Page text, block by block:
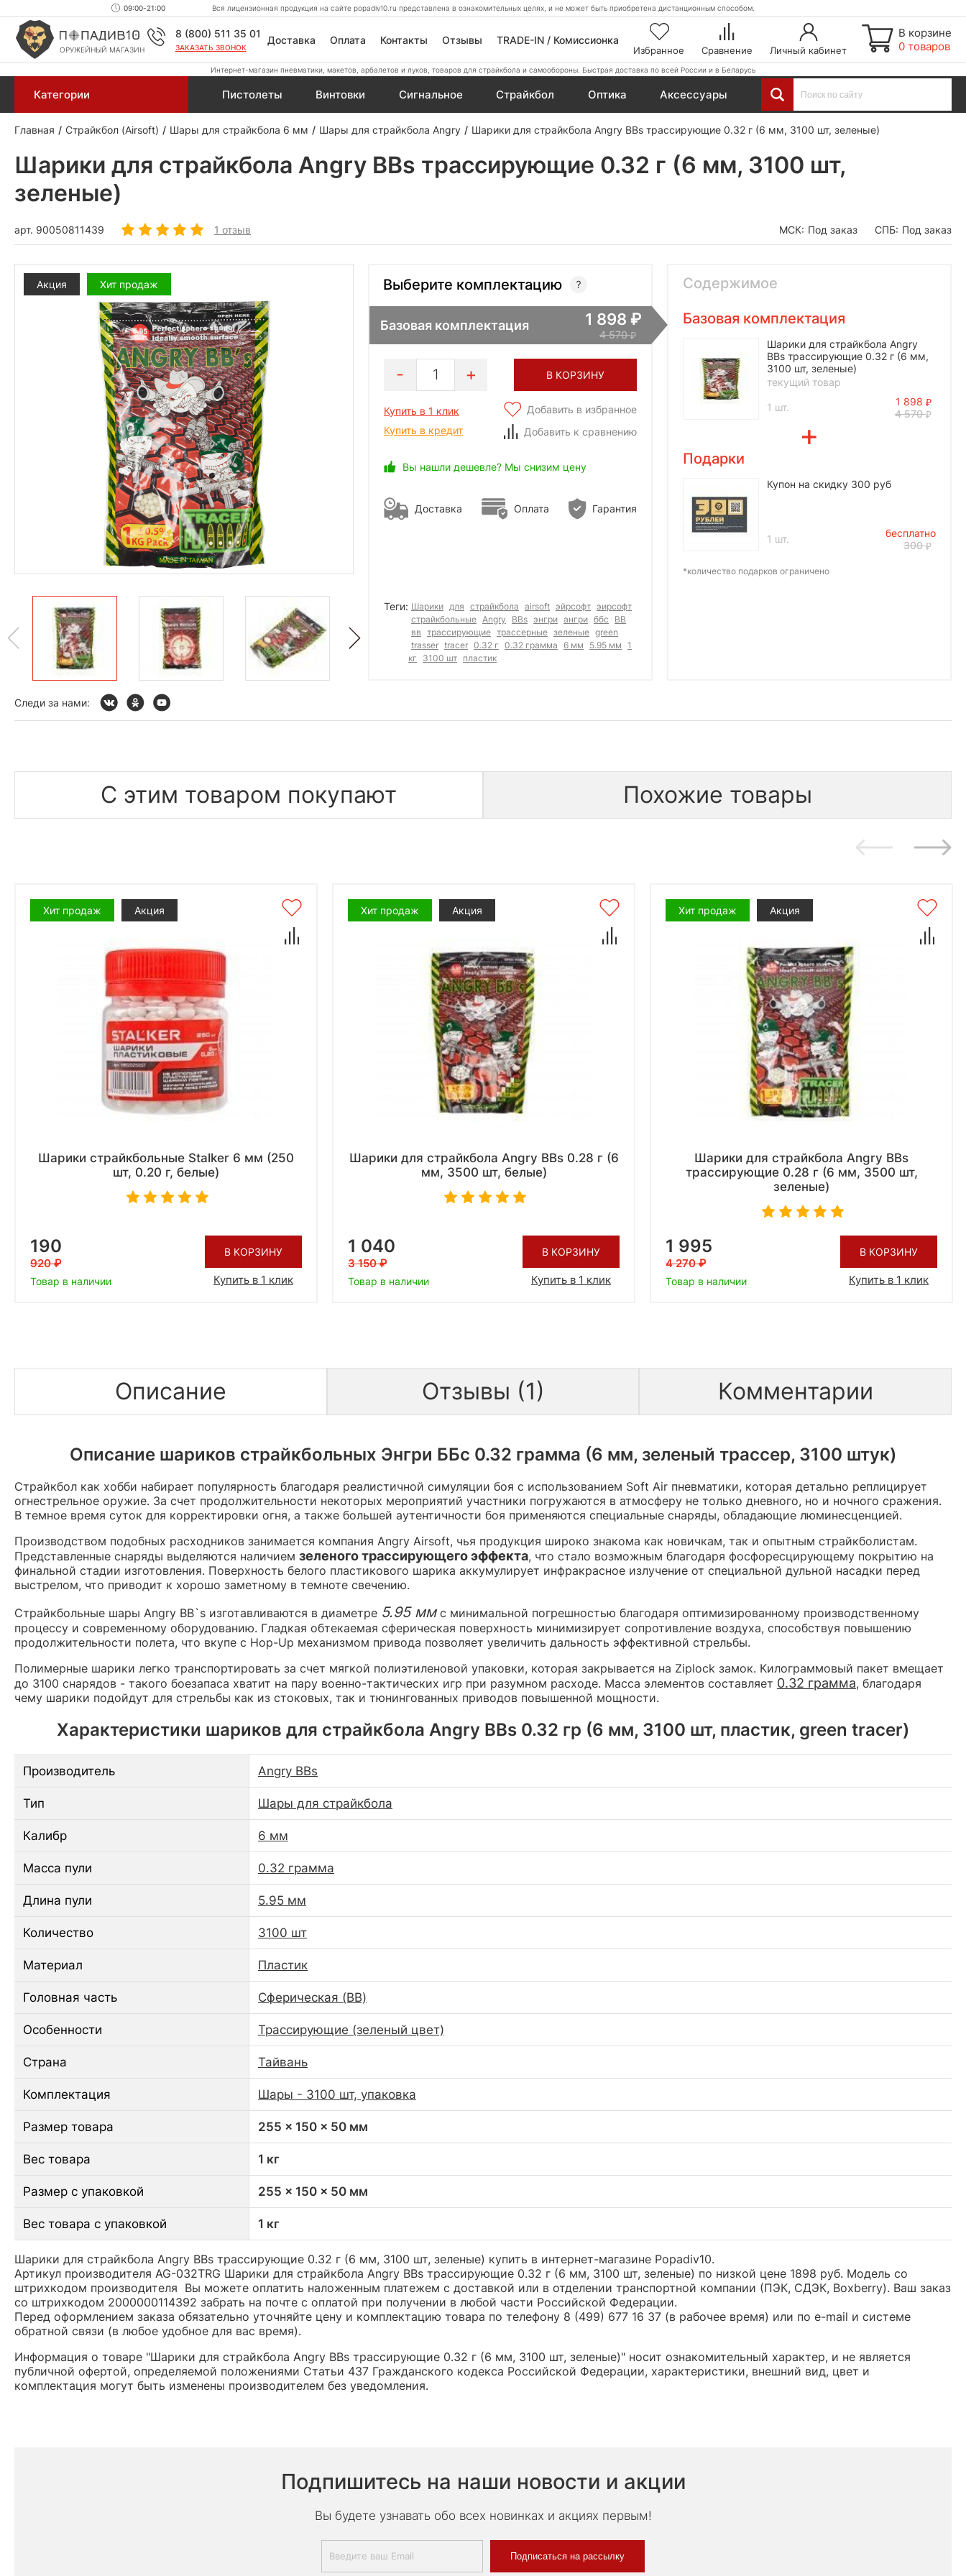
09:00-21:00 Вся лицензионная продукция на сайте popadiv10.ru представлена в ознакомительных целях, и не может быть приобретена дистанционным способом.
ОРУЖЕЙНЫЙ МАГАЗИН
8 (800) 511 35 01
ЗАКАЗАТЬ ЗВОНОК
Доставка Оплата Контакты Отзывы TRADE-IN / Комиссионка
Избранное Сравнение Личный кабинет
В корзине
0 товаров
Интернет-магазин пневматики, макетов, арбалетов и луков, товаров для страйкбола и самообороны. Быстрая доставка по всей России и в Беларусь
Категории Пистолеты Винтовки Сигнальное Страйкбол Оптика Аксессуары
Главная Страйкбол (Airsoft) Шары для страйкбола 6 мм Шары для страйкбола Angry Шарики для страйкбола Angry BBs трассирующие 0.32 г (6 мм, 3100 шт, зеленые)
Шарики для страйкбола Angry BBs трассирующие 0.32 г (6 мм, 3100 шт,
зеленые)
арт. 90050811439 1 отзыв МСК: Под заказ СПБ: Под заказ
Акция Хит продаж Выберите комплектацию
Базовая комплектация 1 898
4 570
1 В КОРЗИНУ
Купить в 1 клик
Купить в кредит
Добавить в избранное
Добавить к сравнению
Вы нашли дешевле? Мы снизим цену
Доставка Оплата Гарантия
Теги: Шарики для страйкбола airsoft эйрсофт эирсофт
страйкбольные Angry BBs энгри ангри ббс
BB
вв трассирующие трассерные зеленые green
trasser tracer 0.32 г 0.32 грамма 6 мм 5.95 мм 1
кг
3100 шт пластик
Содержимое
Базовая комплектация
Шарики для страйкбола Angry
BBs трассирующие 0.32 г (6 мм,
3100 шт, зеленые)
текущий товар
1 шт.
1 898
4 570
Подарки
Купон на скидку 300 руб
1 шт.
бесплатно
300
*количество подарков ограничено
Следи за нами:
С этим товаром покупают Похожие товары
Хит продаж Акция
Шарики страйкбольные Stalker 6 мм (250
шт, 0.20 г, белые)
190
920
Товар в наличии
В КОРЗИНУ
Купить в 1 клик
Хит продаж Акция
Шарики для страйкбола Angry BBs 0.28 г (6
мм, 3500 шт, белые)
1 040
3 150
Товар в наличии
В КОРЗИНУ
Купить в 1 клик
Хит продаж Акция
Шарики для страйкбола Angry BBs
трассирующие 0.28 г (6 мм, 3500 шт,
зеленые)
1 995
4 270
Товар в наличии
В КОРЗИНУ
Купить в 1 клик
Описание Отзывы (1) Комментарии
Описание шариков страйкбольных Энгри ББс 0.32 грамма (6 мм, зеленый трассер, 3100 штук)
Страйкбол как хобби набирает популярность благодаря реалистичной симуляции боя с использованием Soft Air пневматики, которая детально реплицирует
огнестрельное оружие. За счет продолжительности некоторых мероприятий участники погружаются в атмосферу не только дневного, но и ночного сражения.
В темное время суток для корректировки огня, а также большей аутентичности боя применяются специальные снаряды, обладающие люминесценцией.
Производством подобных расходников занимается компания Angry Airsoft, чья продукция широко знакома как новичкам, так и опытным страйкболистам.
Представленные снаряды выделяются наличием зеленого трассирующего эффекта, что стало возможным благодаря фосфоресцирующему покрытию на
финальной стадии изготовления. Поверхность белого пластикового шарика аккумулирует инфракрасное излучение от специальной дульной насадки перед
выстрелом, что приводит к хорошо заметному в темноте свечению.
Страйкбольные шары Angry BB`s изготавливаются в диаметре 5.95 ммс минимальной погрешностью благодаря оптимизированному производственному
процессу и современному оборудованию. Гладкая обтекаемая сферическая поверхность минимизирует сопротивление воздуха, способствуя повышению
продолжительности полета, что вкупе с Hop-Up механизмом привода позволяет увеличить дальность эффективной стрельбы.
Полимерные шарики легко транспортировать за счет мягкой полиэтиленовой упаковки, которая закрывается на Ziplock замок. Килограммовый пакет вмещает
до 3100 снарядов - такого боезапаса хватит на пару военно-тактических игр при разумном расходе. Масса элементов составляет 0.32 грамма, благодаря
чему шарики подойдут для стрельбы как из стоковых, так и тюнингованных приводов повышенной мощности.
Характеристики шариков для страйкбола Angry BBs 0.32 гр (6 мм, 3100 шт, пластик, green tracer)
Производитель Angry BBs
Тип Шары для страйкбола
Калибр 6 мм
Масса пули 0.32 грамма
Длина пули 5.95 мм
Количество 3100 шт
Материал Пластик
Головная часть Сферическая (BB)
Особенности Трассирующие (зеленый цвет)
Страна Тайвань
Комплектация Шары - 3100 шт, упаковка
Размер товара 255 x 150 x 50 мм
Вес товара 1 кг
Размер с упаковкой 255 x 150 x 50 мм
Вес товара с упаковкой 1 кг
Шарики для страйкбола Angry BBs трассирующие 0.32 г (6 мм, 3100 шт, зеленые) купить в интернет-магазине Popadiv10.
Артикул производителя AG-032TRG Шарики для страйкбола Angry BBs трассирующие 0.32 г (6 мм, 3100 шт, зеленые) по низкой цене 1898 руб. Модель со
штрихкодом производителя Вы можете оплатить наложенным платежем с доставкой или в отделении транспортной компании (ПЭК, СДЭК, Boxberry). Ваш заказ
со штрихкодом 2000000114392 забрать на почте с оплатой при получении в любой части Российской Федерации.
Перед оформлением заказа обязательно уточняйте цену и комплектацию товара по телефону 8 (499) 677 16 37 (в рабочее время) или по e-mail и системе
обратной связи (в любое удобное для вас время).
Информация о товаре "Шарики для страйкбола Angry BBs трассирующие 0.32 г (6 мм, 3100 шт, зеленые)" носит ознакомительный характер, и не является
публичной офертой, определяемой положениями Статьи 437 Гражданского кодекса Российской Федерации, характеристики, внешний вид, цвет и
комплектация могут быть изменены производителем без уведомления.
Подпишитесь на наши новости и акции
Вы будете узнавать обо всех новинках и акциях первым!
Подписаться на рассылку